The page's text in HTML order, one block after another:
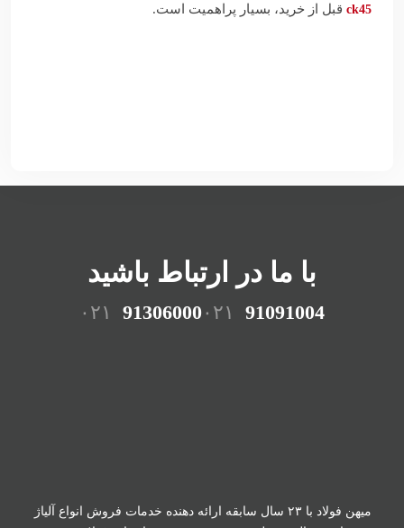
ck45 قبل از خرید، بسیار پراهمیت است.
میهن فولاد با ۲۳ سال سابقه ارائه دهنده خدمات فروش
انواع آلیاژ
با ما در ارتباط باشید
۰۲۱ 91091004 ۰۲۱ 91306000